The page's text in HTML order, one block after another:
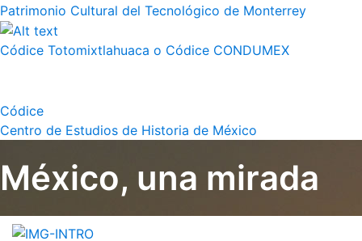
Patrimonio Cultural del Tecnológico de Monterrey
Códice Totomixtlahuaca o Códice CONDUMEX
Códice
Centro de Estudios de Historia de México
México, una mirada